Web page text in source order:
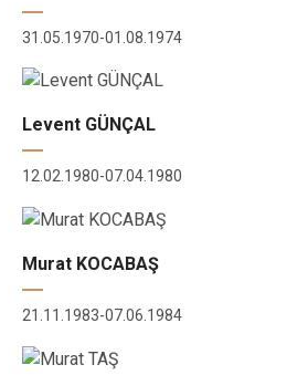
31.05.1970-01.08.1974
Levent GÜNÇAL
12.02.1980-07.04.1980
Murat KOCABAŞ
21.11.1983-07.06.1984